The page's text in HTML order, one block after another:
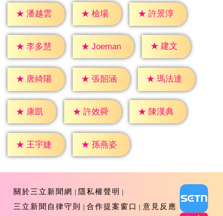
★ 潘越雲 ★ 檢場 ★ 許景淳
★ 李多慧 ★ Joeman ★ 建文
★ 唐綺陽 ★ 張韶涵 ★ 瑪法達
★ 康凱 ★ 許效舜 ★ 陳漢典
★ 王宇婕 ★ 孫燕姿
關於三立新聞網
隱私權聲明
三立新聞自律守則
合作提案窗口 意見反應